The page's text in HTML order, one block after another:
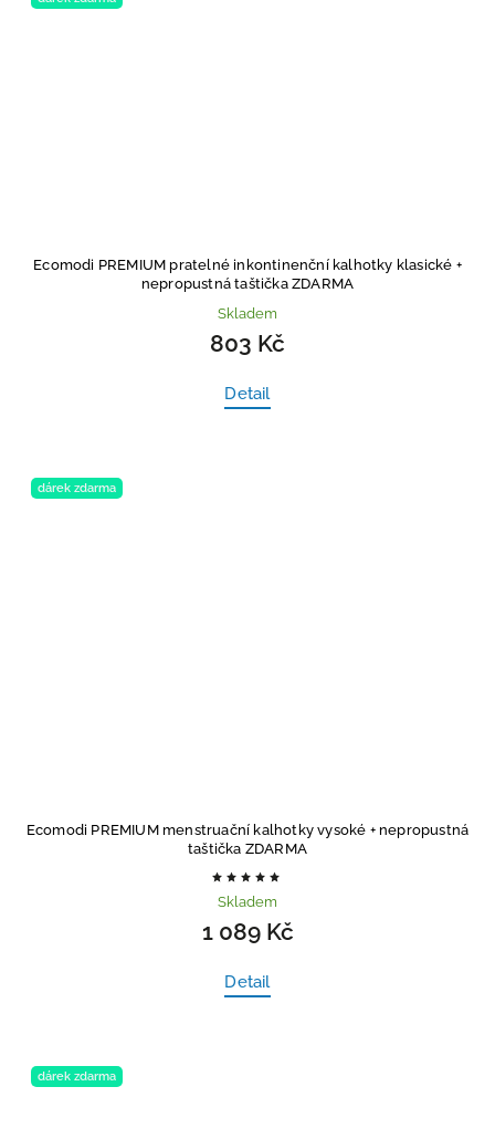
Ecomodi PREMIUM pratelné inkontinenční kalhotky klasické +
nepropustná taštička ZDARMA
Skladem
803 Kč
Detail
dárek zdarma
Ecomodi PREMIUM menstruační kalhotky vysoké + nepropustná
taštička ZDARMA
Skladem
1 089 Kč
Detail
dárek zdarma